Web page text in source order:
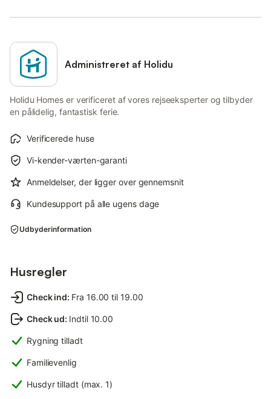
Administreret af Holidu
Holidu Homes er verificeret af vores rejseeksperter og tilbyder
en pålidelig, fantastisk ferie.
Verificerede huse
Vi-kender-værten-garanti
Anmeldelser, der ligger over gennemsnit
Kundesupport på alle ugens dage
Udbyderinformation
Husregler
Check ind: Fra 16.00 til 19.00
Check ud: Indtil 10.00
Rygning tilladt
Familievenlig
Husdyr tilladt (max. 1)